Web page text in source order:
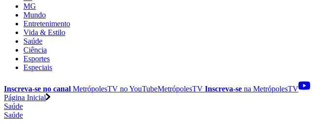
MG
Mundo
Entretenimento
Vida & Estilo
Saúde
Ciência
Esportes
Especiais
Inscreva-se no canal MetrópolesTV noYouTubeMetrópolesTV Inscreva-se na MetrópolesTV
Página Inicial
Saúde
Saúde